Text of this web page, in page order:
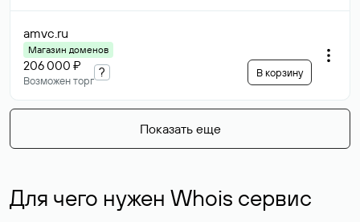
amvc.ru
Магазин доменов
206 000 ₽
Возможен торг
? В корзину
Показать еще
Для чего нужен Whois сервис